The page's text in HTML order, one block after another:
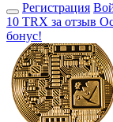
Регистрация
10 TRX за отзыв
бонус!